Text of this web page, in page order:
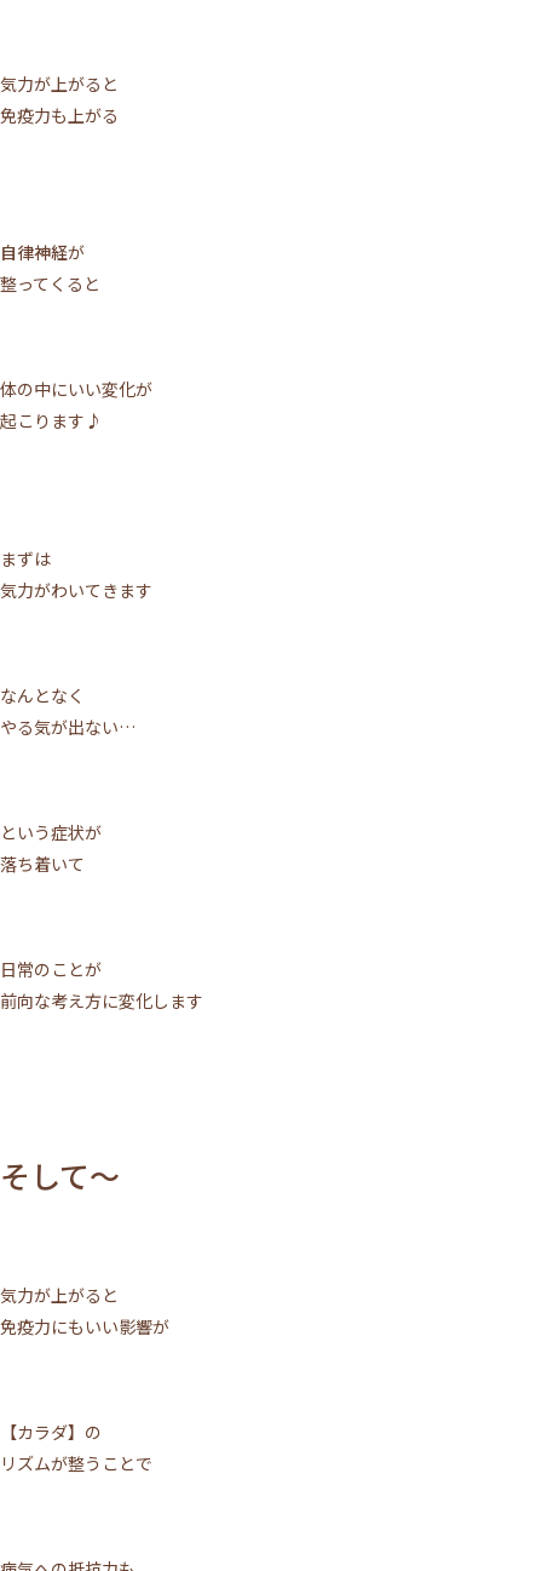
気力が上がると
免疫力も上がる
自律神経が
整ってくると
体の中にいい変化が
起こります♪
まずは
気力がわいてきます
なんとなく
やる気が出ない…
という症状が
落ち着いて
日常のことが
前向な考え方に変化します
そして～
気力が上がると
免疫力にもいい影響が
【カラダ】の
リズムが整うことで